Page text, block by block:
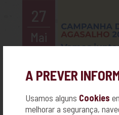
A PREVER
Usamos alguns Cookies
melhorar a segurança,
27
Mai